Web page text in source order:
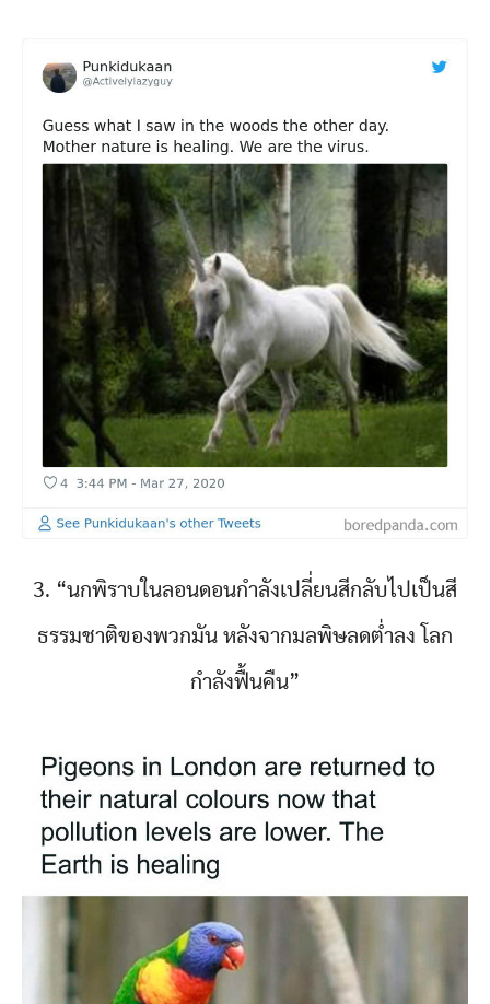
3. “นกพิราบในลอนดอนกำลังเปลี่ยนสีกลับไปเป็นสี
ธรรมชาติของพวกมัน หลังจากมลพิษลดต่ำลง โลก
กำลังฟื้นคืน”